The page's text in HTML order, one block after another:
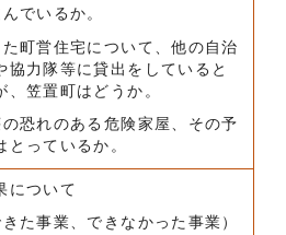
でいるか。
た町営住宅について、他の自治
協力隊等に貸出をしていると
笠置町はどうか。
の恐れのある危険家屋、その予
っているか。
について
た事業、できなかった事業）